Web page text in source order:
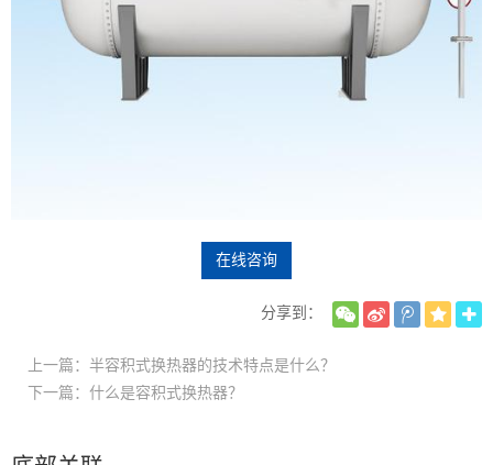
在线咨询
分享到：
上一篇：半容积式换热器的技术特点是什么？
下一篇：什么是容积式换热器？